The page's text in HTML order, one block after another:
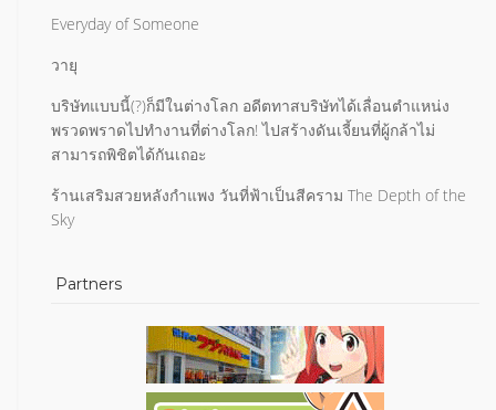
Everyday of Someone
วายุ
บริษัทแบบนี้(?)ก็มีในต่างโลก อดีตทาสบริษัทได้เลื่อนตำแหน่ง
พรวดพราดไปทำงานที่ต่างโลก! ไปสร้างดันเจี้ยนที่ผู้กล้าไม่
สามารถพิชิตได้กันเถอะ
ร้านเสริมสวยหลังกำแพง วันที่ฟ้าเป็นสีคราม The Depth of the
Sky
Partners